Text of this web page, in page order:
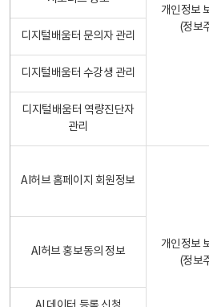
개인정보
(정보
디지털배움터 문의자 관리
디지털배움터 수강생 관리
디지털배움터 역량진단자
관리
AI허브 홈페이지 회원정보
개인정보
(정보
AI허브 홍보동의 정보